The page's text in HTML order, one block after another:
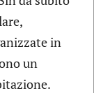
in
un